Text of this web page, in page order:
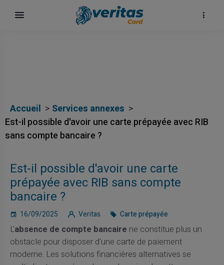
Accueil
Services annexes
Est-il possible d'avoir une carte prépayée avec RIB
sans compte bancaire ?
Est-il possible d'avoir une carte
prépayée avec RIB sans compte
bancaire ?
16/09/2025 Veritas Carte prépayée
L'absence de compte bancaire ne constitue plus un
obstacle pour disposer d'une carte de paiement
moderne. Les solutions financières alternatives se